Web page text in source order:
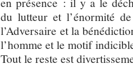
du lutteur et l’énormité
l’Adversaire et la
l’homme et le motif
Tout le reste est